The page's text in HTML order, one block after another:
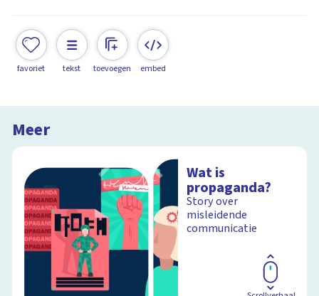
favoriet tekst toevoegen embed
Meer
Wat is
propaganda?
Story over
misleidende
communicatie